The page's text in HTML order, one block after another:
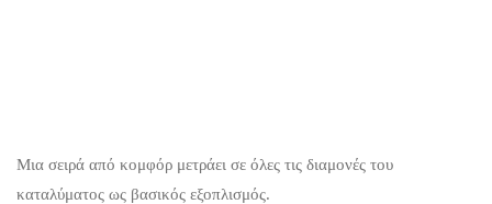
Μια σειρά από κομφόρ μετράει σε όλες τις διαμονές του
καταλύματος ως βασικός εξοπλισμός.